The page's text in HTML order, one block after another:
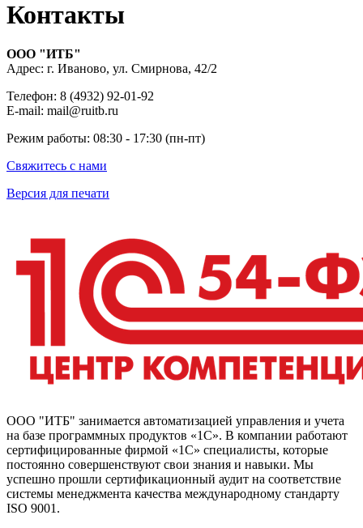
Контакты
ООО "ИТБ"
Адрес: г. Иваново, ул. Смирнова, 42/2
Телефон: 8 (4932) 92-01-92
E-mail: mail@ruitb.ru
Режим работы: 08:30 - 17:30 (пн-пт)
Свяжитесь с нами
Версия для печати
ООО "ИТБ" занимается автоматизацией управления и учета
на базе программных продуктов «1С». В компании работают
сертифицированные фирмой «1С» специалисты, которые
постоянно совершенствуют свои знания и навыки. Мы
успешно прошли сертификационный аудит на соответствие
системы менеджмента качества международному стандарту
ISO 9001.